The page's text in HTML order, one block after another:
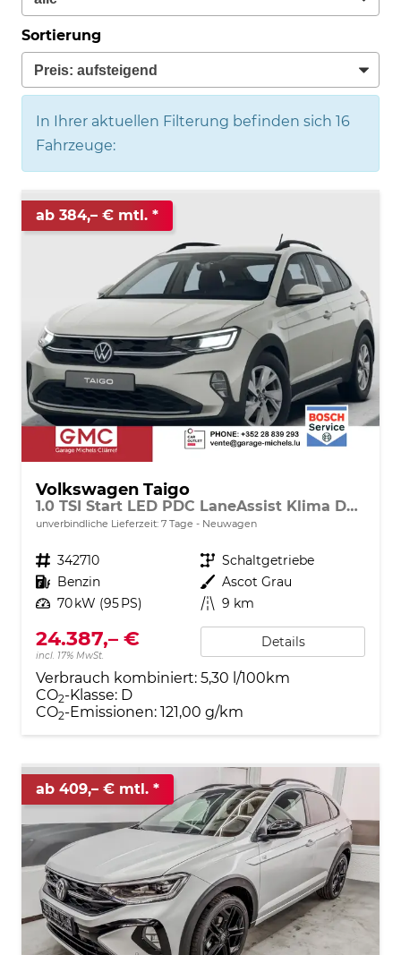
Sortierung
In Ihrer aktuellen Filterung befinden sich 16
Fahrzeuge:
ab 384,– € mtl.
Volkswagen Taigo
1.0 TSI Start LED PDC LaneAssist Klima DAB
unverbindliche Lieferzeit: 7 Tage Neuwagen
Fahrzeugnr. 342710 Getriebe Schaltgetriebe
Kraftstoff Benzin Außenfarbe Ascot Grau
Leistung 70 kW (95 PS) Kilometerstand 9 km
24.387,– €
incl. 17% MwSt.
Details
Verbrauch kombiniert: 5,30 l/100km
CO2-Klasse: D
CO2-Emissionen: 121,00 g/km
ab 409,– € mtl.